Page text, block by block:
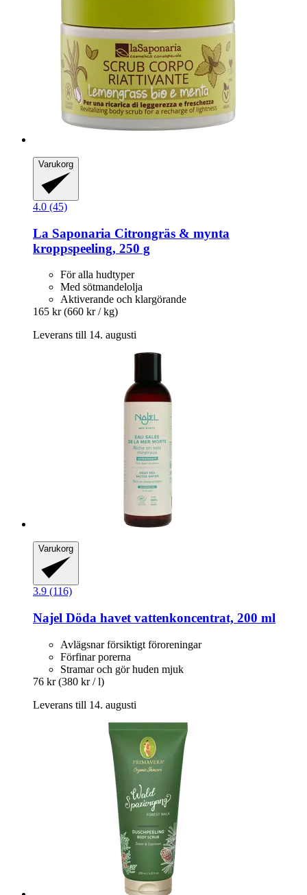
Varukorg
4.0 (45)
La Saponaria Citrongräs & mynta
kroppspeeling, 250 g
För alla hudtyper
Med sötmandelolja
Aktiverande och klargörande
165 kr (660 kr / kg)
Leverans till 14. augusti
Varukorg
3.9 (116)
Najel Döda havet vattenkoncentrat, 200 ml
Avlägsnar försiktigt föroreningar
Förfinar porerna
Stramar och gör huden mjuk
76 kr (380 kr / l)
Leverans till 14. augusti